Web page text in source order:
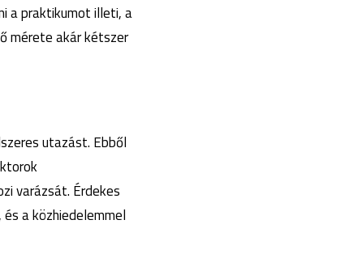
a praktikumot illeti, a
mérete akár kétszer
utazást. Ebből
varázsát. Érdekes
a közhiedelemmel